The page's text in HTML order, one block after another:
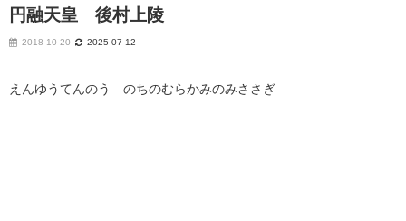
円融天皇 後村上陵
2018-10-20 2025-07-12
えんゆうてんのう のちのむらかみのみささぎ